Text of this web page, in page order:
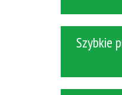
Szybkie